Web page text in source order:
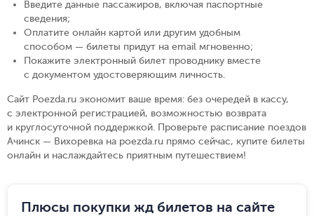
Введите данные пассажиров, включая паспортные
сведения;
Оплатите онлайн картой или другим удобным
способом — билеты придут на email мгновенно;
Покажите электронный билет проводнику вместе
с документом удостоверяющим личность.
Сайт Poezda.ru экономит ваше время: без очередей в кассу,
с электронной регистрацией, возможностью возврата
и круглосуточной поддержкой. Проверьте расписание поездов
Ачинск — Вихоревка на poezda.ru прямо сейчас, купите билеты
онлайн и наслаждайтесь приятным путешествием!
Плюсы покупки жд билетов на сайте